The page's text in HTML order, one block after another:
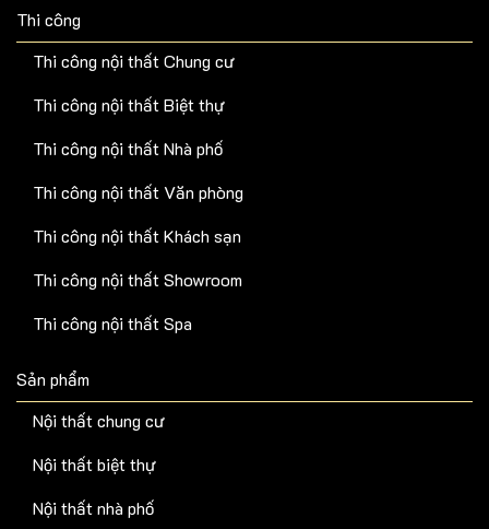
Thi công
Thi công nội thất Chung cư
Thi công nội thất Biệt thự
Thi công nội thất Nhà phố
Thi công nội thất Văn phòng
Thi công nội thất Khách sạn
Thi công nội thất Showroom
Thi công nội thất Spa
Sản phẩm
Nội thất chung cư
Nội thất biệt thự
Nội thất nhà phố